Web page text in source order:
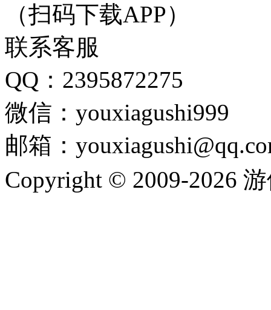
（扫码下载APP）
联系客服
QQ：2395872275
微信：youxiagushi999
邮箱：
Copyright © 2009-2026